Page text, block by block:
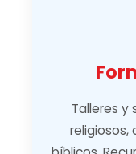
Talleres y
religiosos,